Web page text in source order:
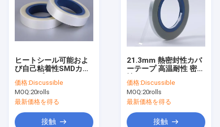
ヒートシール可能およ
び自己粘着性SMDカバ
キャリアテープに適合
価格:Discussible
MOQ:20rolls
最新価格を得る
接触
21.3mm 熱密封性カバ
ーテープ 高温耐性 密封
価格:Discussible
MOQ:20rolls
最新価格を得る
接触